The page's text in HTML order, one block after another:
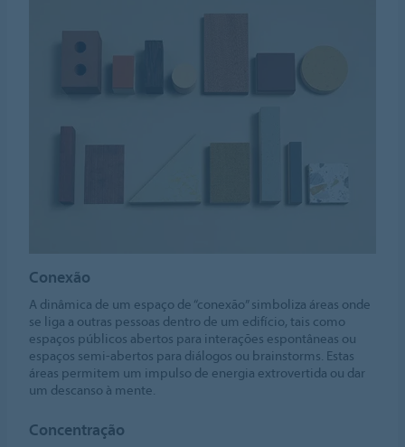
Conexão
A dinâmica de um espaço de “conexão” simboliza áreas onde
se liga a outras pessoas dentro de um edifício, tais como
espaços públicos abertos para interações espontâneas ou
espaços semi-abertos para diálogos ou brainstorms. Estas
áreas permitem um impulso de energia extrovertida ou dar
um descanso à mente.
Concentração